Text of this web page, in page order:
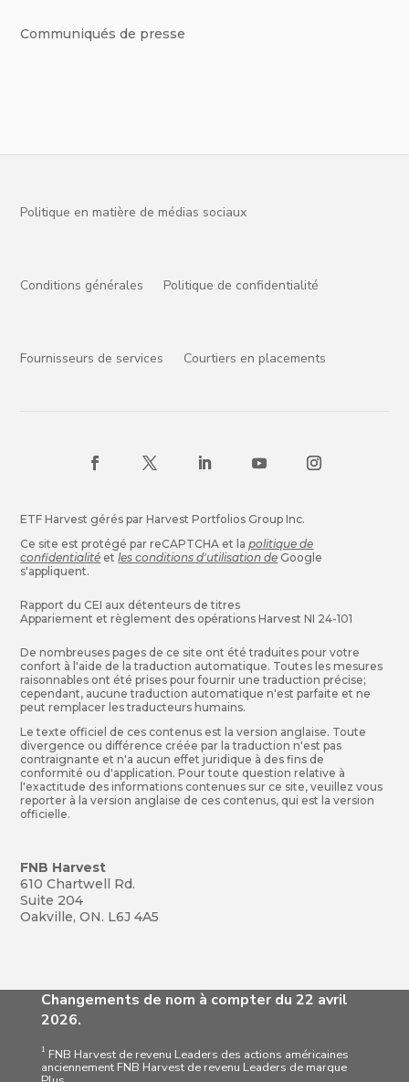
Communiqués de presse
Politique en matière de médias sociaux
Conditions générales Politique de confidentialité
Fournisseurs de services Courtiers en placements
ETF Harvest gérés par Harvest Portfolios Group Inc.
Ce site est protégé par reCAPTCHA et lapolitique de
confidentialité etles conditions d'utilisation de Google
s'appliquent.
Rapport du CEI aux détenteurs de titres
Appariement et règlement des opérations Harvest NI 24-101
De nombreuses pages de ce site ont été traduites pour votre
confort à l'aide de la traduction automatique. Toutes les mesures
raisonnables ont été prises pour fournir une traduction précise;
cependant, aucune traduction automatique n'est parfaite et ne
peut remplacer les traducteurs humains.
Le texte officiel de ces contenus est la version anglaise. Toute
divergence ou différence créée par la traduction n'est pas
contraignante et n'a aucun effet juridique à des fins de
conformité ou d'application. Pour toute question relative à
l'exactitude des informations contenues sur ce site, veuillez vous
reporter à la version anglaise de ces contenus, qui est la version
officielle.
FNB Harvest
610 Chartwell Rd.
Suite 204
Oakville, ON. L6J 4A5
Changements de nom à compter du 22 avril
2026.
1 FNB Harvest de revenu Leaders des actions américaines
anciennement FNB Harvest de revenu Leaders de marque